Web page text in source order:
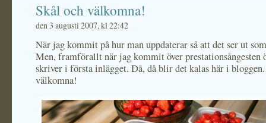
Skål och välkomna!
den 3 augusti 2007, kl 22:42
När jag kommit på hur man uppdaterar så att det ser ut
Men, framförallt när jag kommit över prestationsångesten
skriver i första inlägget. Då, då blir det kalas här i
välkomna!